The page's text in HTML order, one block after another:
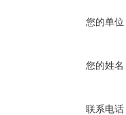
您的单位
您的姓名
联系电话